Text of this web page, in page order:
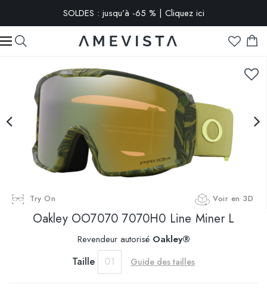
SOLDES : jusqu’à -65 % | Cliquez ici
-10% extra sur toutes les lunettes avec verres correcteurs | Code
: VISION10
Try On Voir en 3D
OakleyOO7070 7070H0 Line Miner L
Revendeur autorisé Oakley®
Taille 01 Guide des tailles